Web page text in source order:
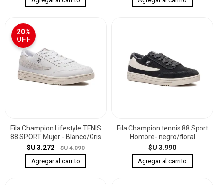
20%
OFF
Fila Champion Lifestyle TENIS
88 SPORT Mujer - Blanco/Gris
$U 3.272
$U 4.090
Fila Champion tennis 88 Sport
Hombre- negro/floral
$U 3.990